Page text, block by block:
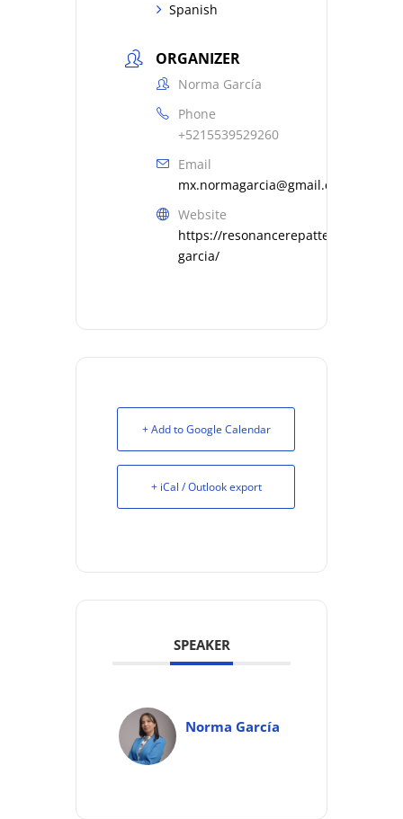
Spanish
ORGANIZER
Norma García
Phone
+5215539529260
Email
mx.normagarcia@gmail.com
Website
https://resonancerepatterning.com/
garcia/
+ Add to Google Calendar
+ iCal / Outlook export
SPEAKER
Norma García